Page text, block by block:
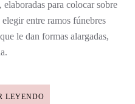
para colocar sobre
entre ramos fúnebres
le dan formas alargadas,
LEYENDO